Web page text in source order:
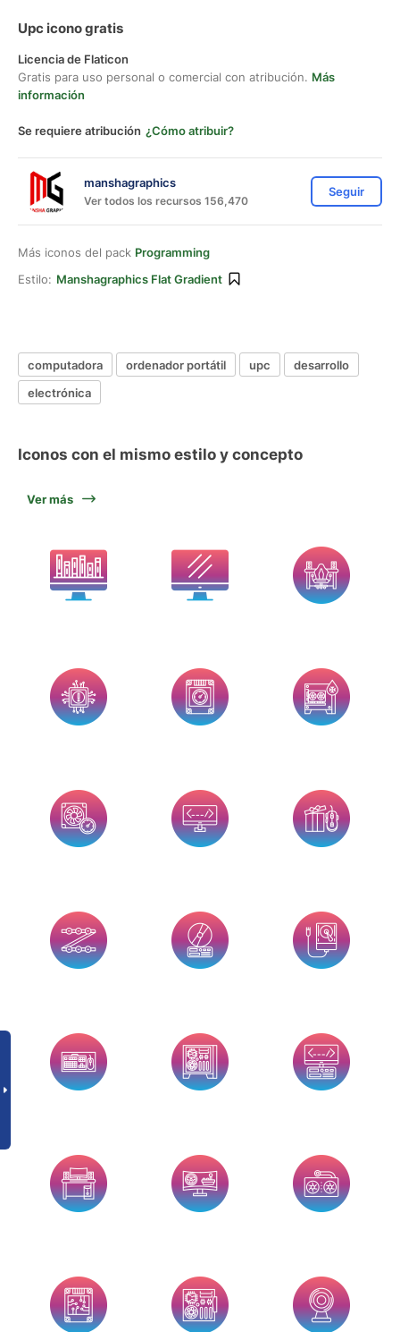
Upc icono gratis
Licencia de Flaticon
Gratis para uso personal o comercial con atribución. Más
información
Se requiere atribución ¿Cómo atribuir?
manshagraphics
Ver todos los recursos 156,470
Seguir
Más iconos del pack Programming
Estilo: Manshagraphics Flat Gradient
computadora ordenador portátil upc
desarrollo
electrónica
Iconos con el mismo estilo y concepto
Ver más